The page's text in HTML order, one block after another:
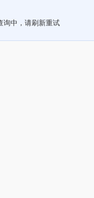
询中，请刷新重试